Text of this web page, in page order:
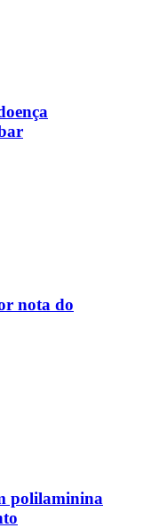
nota do
polilaminina